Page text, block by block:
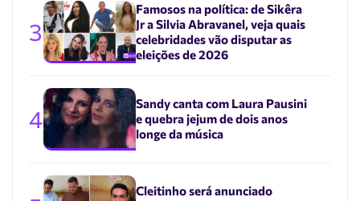
3
Famosos na política: de Sikêra
Jr a Silvia Abravanel, veja quais
celebridades vão disputar as
eleições de 2026
4
Sandy canta com Laura Pausini
e quebra jejum de dois anos
longe da música
Cleitinho será anunciado